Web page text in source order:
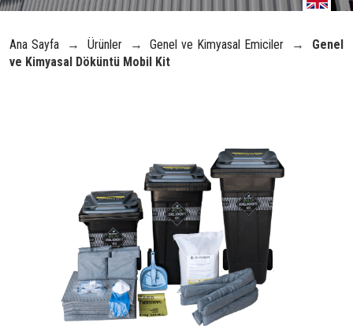
Ana Sayfa → Ürünler→Genel ve Kimyasal Emiciler → Genel
ve Kimyasal Döküntü Mobil Kit